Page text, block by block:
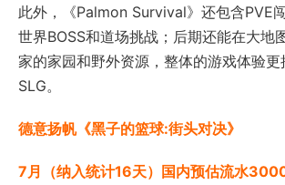
此外，《Palmon Survival》还包含PVE闯
世界BOSS和道场挑战；后期还能在大地
家的家园和野外资源，整体的游戏体验
SLG。
德意扬帆《黑子的篮球:街头对决》
7月（纳入统计16天）国内预估流水